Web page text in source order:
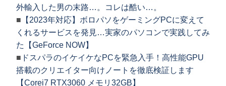
外輸入した男の末路…。コレは酷い…。
■ 【2023年対応】ボロパソをゲーミングPCに変えて
くれるサービスを発見…実家のパソコンで実践してみ
た【GeForce NOW】
■ ドスパラのイケイケなPCを緊急入手！高性能GPU
搭載のクリエイター向けノートを徹底検証します
【Corei7 RTX3060 メモリ32GB】